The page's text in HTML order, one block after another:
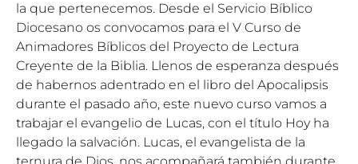
la que pertenecemos. Desde el Servicio Bíblico
Diocesano os convocamos para el V Curso de
Animadores Bíblicos del Proyecto de Lectura
Creyente de la Biblia. Llenos de esperanza después
de habernos adentrado en el libro del Apocalipsis
durante el pasado año, este nuevo curso vamos a
trabajar el evangelio de Lucas, con el título Hoy ha
llegado la salvación. Lucas, el evangelista de la